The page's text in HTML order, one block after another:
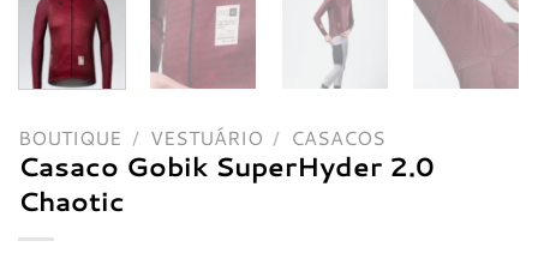
BOUTIQUE / VESTUÁRIO / CASACOS
Casaco Gobik SuperHyder 2.0
Chaotic